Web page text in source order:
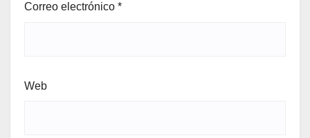
Correo electrónico *
Web